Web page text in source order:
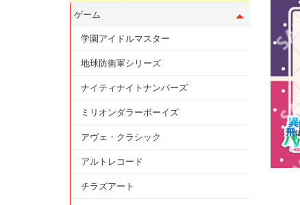
ゲーム
学園アイドルマスター
地球防衛軍シリーズ
ナイティナイトナンバーズ
ミリオンダラーボーイズ
アヴェ・クラシック
アルトレコード
チラズアート